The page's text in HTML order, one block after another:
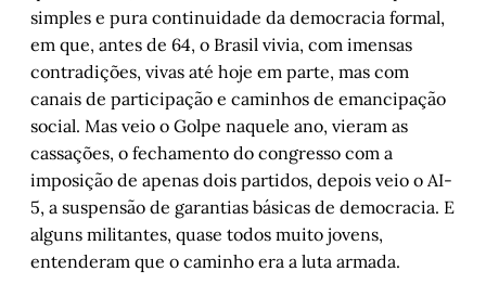
simples e pura continuidade da democracia formal,
em que, antes de 64, o Brasil vivia, com imensas
contradições, vivas até hoje em parte, mas com
canais de participação e caminhos de emancipação
social. Mas veio o Golpe naquele ano, vieram as
cassações, o fechamento do congresso com a
imposição de apenas dois partidos, depois veio o AI-
5, a suspensão de garantias básicas de democracia. E
alguns militantes, quase todos muito jovens,
entenderam que o caminho era a luta armada.